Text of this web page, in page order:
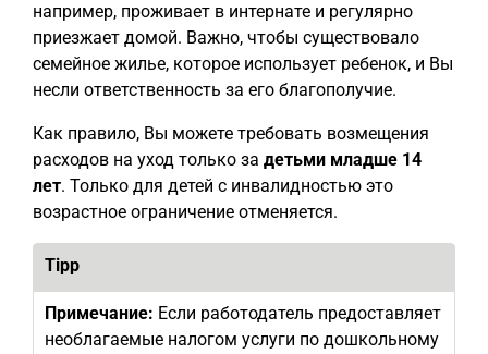
например, проживает в интернате и регулярно
приезжает домой. Важно, чтобы существовало
семейное жилье, которое использует ребенок, и Вы
несли ответственность за его благополучие.
Как правило, Вы можете требовать возмещения
расходов на уход только за детьми младше 14
лет. Только для детей с инвалидностью это
возрастное ограничение отменяется.
Tipp
Примечание: Если работодатель предоставляет
необлагаемые налогом услуги по дошкольному